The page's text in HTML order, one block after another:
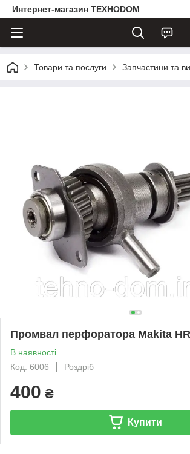
Интернет-магазин ТЕХНОDOM
Товари та послуги Запчастини та
Промвал перфоратора Makita
В наявності
Код: 6006
Роздріб
400 ₴
Купити